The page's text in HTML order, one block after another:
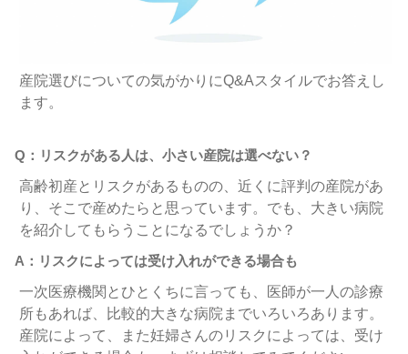
産院選びについての気がかりにQ&Aスタイルでお答えし
ます。
Q：リスクがある人は、小さい産院は選べない？
高齢初産とリスクがあるものの、近くに評判の産院があ
り、そこで産めたらと思っています。でも、大きい病院
を紹介してもらうことになるでしょうか？
A：リスクによっては受け入れができる場合も
一次医療機関とひとくちに言っても、医師が一人の診療
所もあれば、比較的大きな病院までいろいろあります。
産院によって、また妊婦さんのリスクによっては、受け